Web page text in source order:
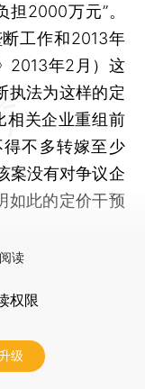
2000万元”。
工作和2013年
2013年2月）这
执法为这样的定
相关企业重组前
不多转嫁至少
案没有对争议企
如此的定价干预
读
权限
级